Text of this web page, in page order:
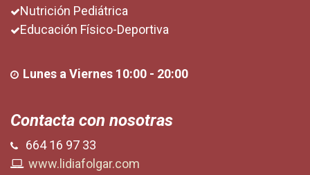
Nutrición Pediátrica
Educación Físico-Deportiva
Lunes a Viernes 10:00 - 20:00
Contacta con nosotras
664 16 97 33
www.lidiafolgar.com